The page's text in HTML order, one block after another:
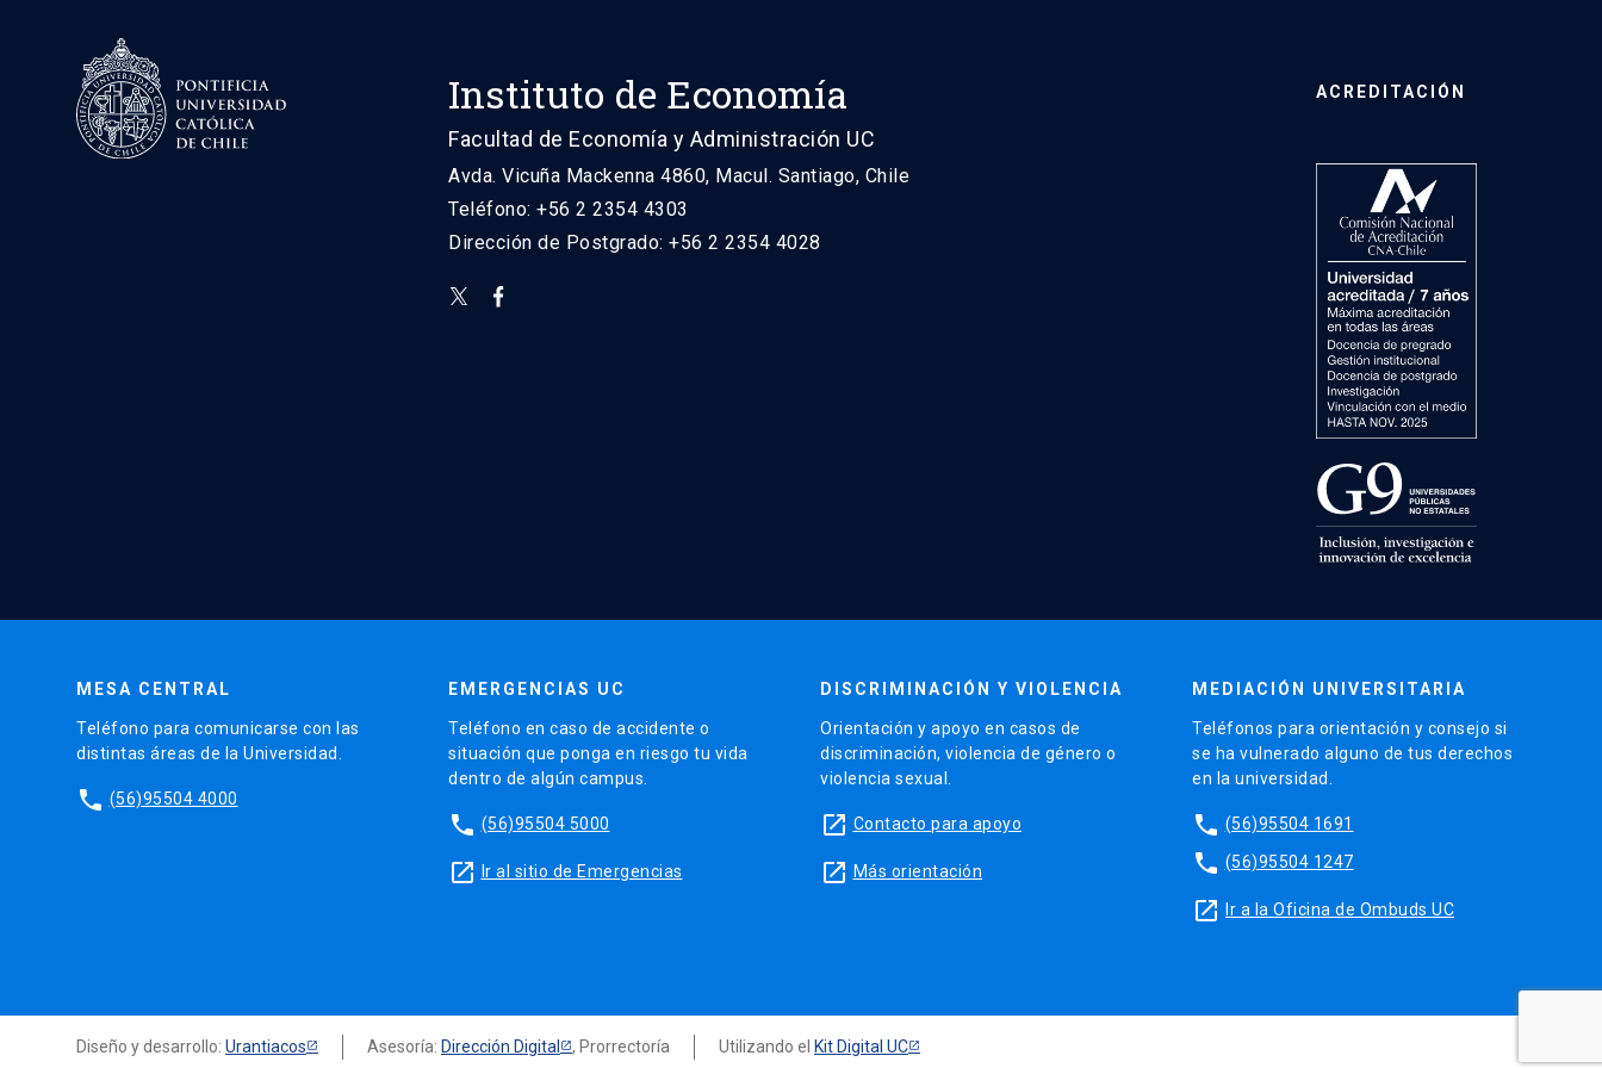
Instituto de Economía
Facultad de Economía y Administración UC
Avda. Vicuña Mackenna 4860, Macul. Santiago, Chile
Teléfono: +56 2 2354 4303
Dirección de Postgrado: +56 2 2354 4028
ACREDITACIÓN
MESA CENTRAL
Teléfono para comunicarse con las
distintas áreas de la Universidad.
phone (56)95504 4000
EMERGENCIAS UC
Teléfono en caso de accidente o
situación que ponga en riesgo tu vida
dentro de algún campus.
phone (56)95504 5000
launch Ir al sitio de Emergencias
DISCRIMINACIÓN Y VIOLENCIA
Orientación y apoyo en casos de
discriminación, violencia de género o
violencia sexual.
launch Contacto para apoyo
launch Más orientación
MEDIACIÓN UNIVERSITARIA
Teléfonos para orientación y consejo si
se ha vulnerado alguno de tus derechos
en la universidad.
phone (56)95504 1691
phone (56)95504 1247
launch Ir a la Oficina de Ombuds UC
Diseño y desarrollo: Urantiacos Asesoría: Dirección Digital , Prorrectoría Utilizando el Kit Digital UC